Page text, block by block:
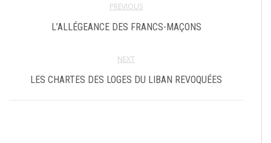
PREVIOUS
L’ALLÉGEANCE DES FRANCS-MAÇONS
NEXT
LES CHARTES DES LOGES DU LIBAN REVOQUÉES